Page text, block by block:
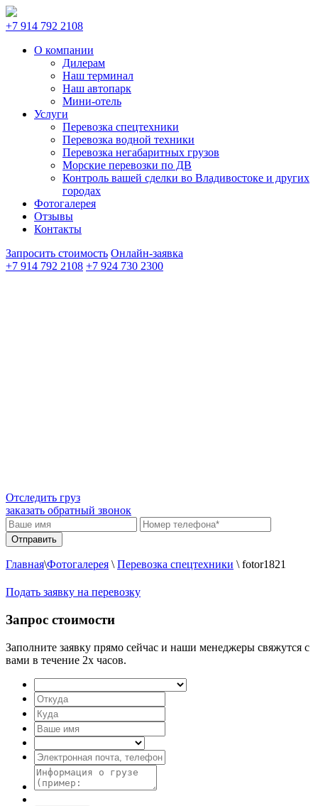
+7 914 792 2108
О компании
Дилерам
Наш терминал
Наш автопарк
Мини-отель
Услуги
Перевозка спецтехники
Перевозка водной техники
Перевозка негабаритных грузов
Морские перевозки по ДВ
Контроль вашей сделки во Владивостоке и других
городах
Фотогалерея
Отзывы
Контакты
Запросить стоимость Онлайн-заявка
+7 914 792 2108 +7 924 730 2300
Отследить груз
заказать обратный звонок
Главная\Фотогалерея \ Перевозка спецтехники \ fotor1821
Подать заявку на перевозку
Запрос стоимости
Заполните заявку прямо сейчас и наши менеджеры свяжутся с
вами в течение 2х часов.